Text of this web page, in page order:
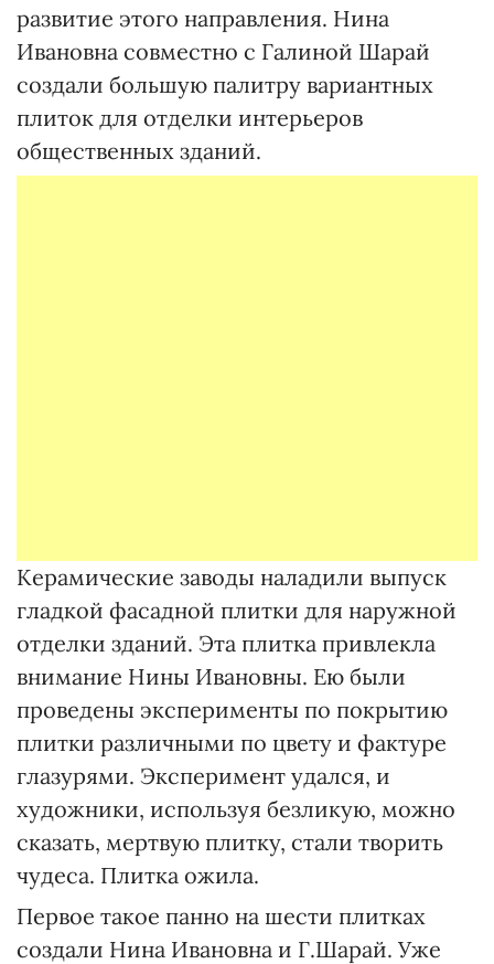
развитие этого направления. Нина
Ивановна совместно с Галиной Шарай
создали большую палитру вариантных
плиток для отделки интерьеров
общественных зданий.
Керамические заводы наладили выпуск
гладкой фасадной плитки для наружной
отделки зданий. Эта плитка привлекла
внимание Нины Ивановны. Ею были
проведены эксперименты по покрытию
плитки различными по цвету и фактуре
глазурями. Эксперимент удался, и
художники, используя безликую, можно
сказать, мертвую плитку, стали творить
чудеса. Плитка ожила.
Первое такое панно на шести плитках
создали Нина Ивановна и Г.Шарай. Уже